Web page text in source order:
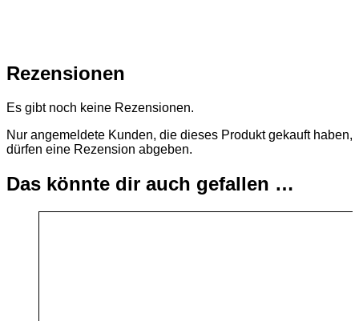
Rezensionen
Es gibt noch keine Rezensionen.
Nur angemeldete Kunden, die dieses Produkt gekauft haben,
dürfen eine Rezension abgeben.
Das könnte dir auch gefallen …